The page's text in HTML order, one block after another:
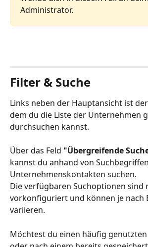
Administrator.
Filter & Suche
Links neben der Hauptansicht ist
dem du die Liste der Unternehmen
durchsuchen kannst.
Über das Feld "Übergreifende
kannst du anhand von
Unternehmenskontakten suchen.
Die verfügbaren Suchoptionen sind
vorkonfiguriert und können je nach
variieren.
Möchtest du einen häufig